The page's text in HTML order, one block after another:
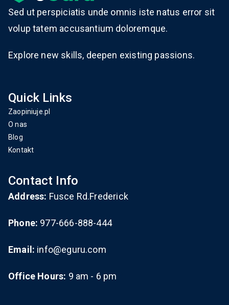
Sed ut perspiciatis unde omnis iste natus error sit
volup tatem accusantium doloremque.
Explore new skills, deepen existing passions.
Quick Links
Zaopiniuje.pl
O nas
Blog
Kontakt
Contact Info
Address: Fusce Rd.Frederick
Phone: 977-666-888-444
Email: info@eguru.com
Office Hours: 9 am - 6 pm